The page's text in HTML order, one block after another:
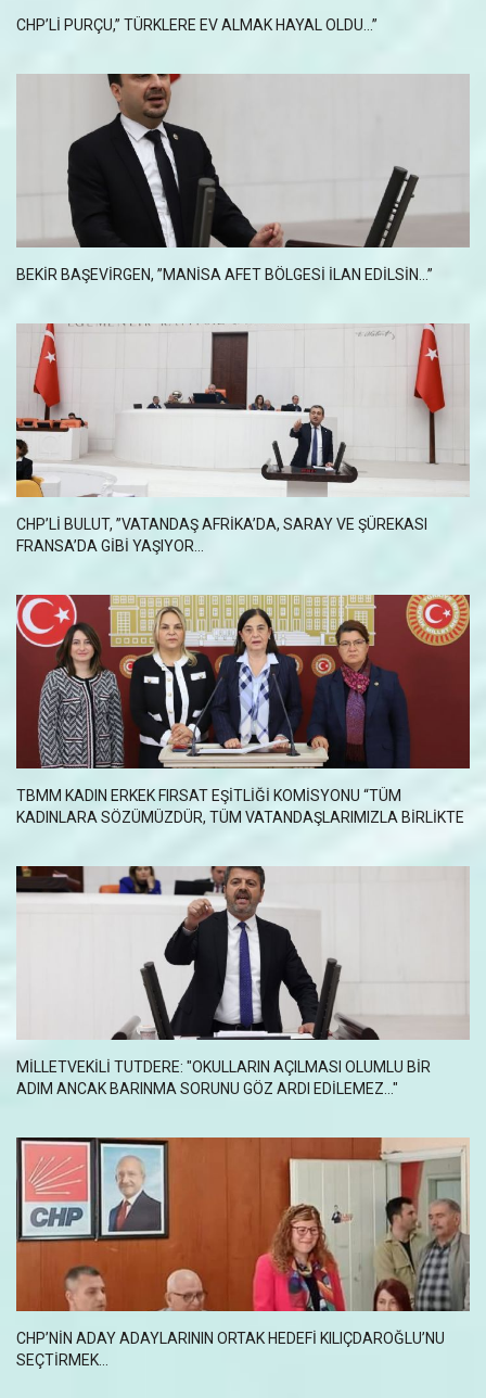
CHP’LI PURÇU,” TÜRKLERE EV ALMAK HAYAL OLDU…”
BEKIR BAŞEVIRGEN, ”MANISA AFET BÖLGESI İLAN EDILSIN…”
CHP’LI BULUT, ”VATANDAŞ AFRIKA’DA, SARAY VE ŞÜREKASI
FRANSA’DA GIBI YAŞIYOR…
TBMM KADIN ERKEK FIRSAT EŞITLIĞI KOMISYONU “TÜM
KADINLARA SÖZÜMÜZDÜR, TÜM VATANDAŞLARIMIZLA BIRLIKTE
MİLLETVEKİLİ TUTDERE: "OKULLARIN AÇILMASI OLUMLU BİR
ADIM ANCAK BARINMA SORUNU GÖZ ARDI EDİLEMEZ..."
CHP’NIN ADAY ADAYLARININ ORTAK HEDEFI KILIÇDAROĞLU’NU
SEÇTIRMEK…